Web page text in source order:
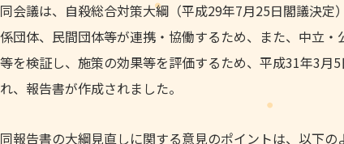
同会議は、自殺総合対策大綱（平成29年7月25日閣議決
係団体、民間団体等が連携・協働するため、また、中立
等を検証し、施策の効果等を評価するため、平成31年3
れ、報告書が作成されました。
同報告書の大綱見直しに関する意見のポイントは、以下の